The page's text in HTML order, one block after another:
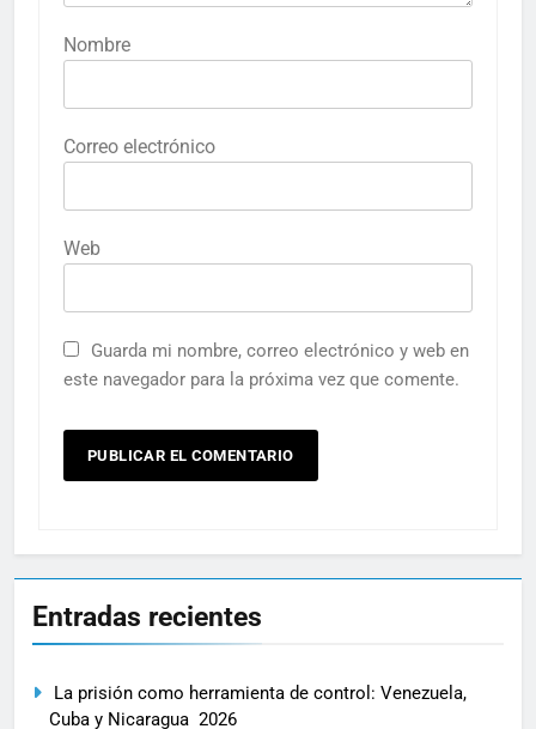
Nombre
Correo electrónico
Web
Guarda mi nombre, correo electrónico y web en
este navegador para la próxima vez que comente.
Entradas recientes
La prisión como herramienta de control: Venezuela,
Cuba y Nicaragua 2026